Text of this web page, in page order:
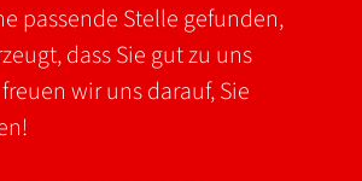
passende Stelle gefunden,
dass Sie gut zu uns
wir uns darauf, Sie